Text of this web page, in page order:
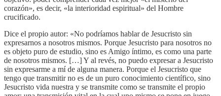
corazón», es decir, «la interioridad espiritual» del Hombre
crucificado.
Dice el propio autor: «No podríamos hablar de Jesucristo sin
expresarnos a nosotros mismos. Porque Jesucristo para nosotros no
es objeto puro de estudio, sino es Amigo íntimo, es como una parte
de nosotros mismos. […] Y al revés, no puedo expresar a Jesucristo
sin expresarme a mí de alguna manera. Porque el Jesucristo que
tengo que transmitir no es de un puro conocimiento científico, sino
Jesucristo vida nuestra y se transmite como se transmite el propio